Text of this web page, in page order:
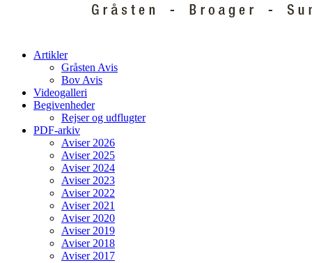
Artikler
Gråsten Avis
Bov Avis
Videogalleri
Begivenheder
Rejser og udflugter
PDF-arkiv
Aviser 2026
Aviser 2025
Aviser 2024
Aviser 2023
Aviser 2022
Aviser 2021
Aviser 2020
Aviser 2019
Aviser 2018
Aviser 2017